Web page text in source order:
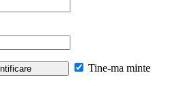
Tine-ma minte